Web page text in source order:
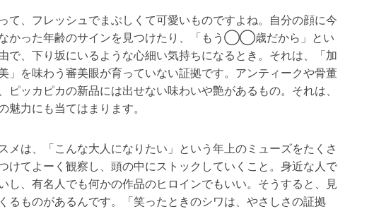
て、フレッシュでまぶしくて可愛いものですよね。自分の顔に今
かった年齢のサインを見つけたり、「もう◯◯歳だから」とい
で、下り坂にいるような心細い気持ちになるとき。それは、「加
」を味わう審美眼が育っていない証拠です。アンティークや骨董
ピッカピカの新品には出せない味わいや艶があるもの。それは、
魅力にも当てはまります。
メは、「こんな大人になりたい」という年上のミューズをたくさ
けてよーく観察し、頭の中にストックしていくこと。身近な人で
し、有名人でも何かの作品のヒロインでもいい。そうすると、見
るものがあるんです。「笑ったときのシワは、やさしさの証拠